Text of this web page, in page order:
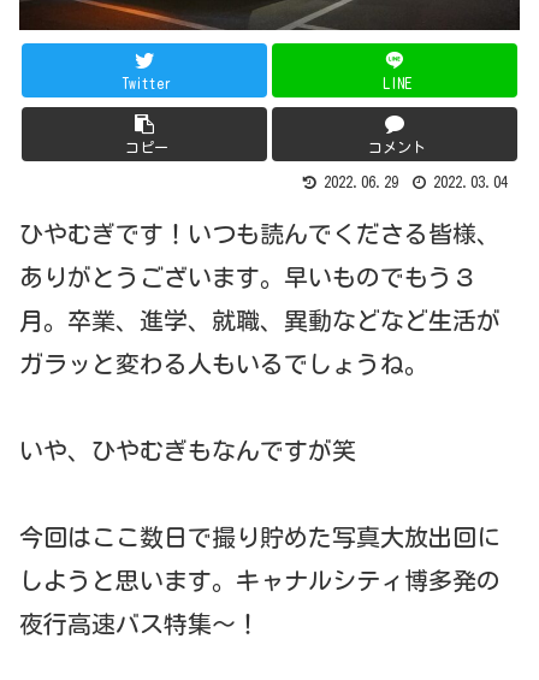
Twitter LINE
コピー コメント
2022.06.29 2022.03.04
ひやむぎです！いつも読んでくださる皆様、
ありがとうございます。早いものでもう３
月。卒業、進学、就職、異動などなど生活が
ガラッと変わる人もいるでしょうね。
いや、ひやむぎもなんですが笑
今回はここ数日で撮り貯めた写真大放出回に
しようと思います。キャナルシティ博多発の
夜行高速バス特集～！